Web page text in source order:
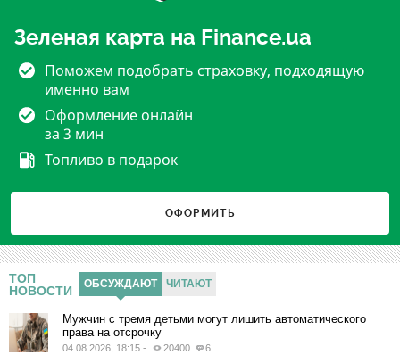
Зеленая карта на Finance.ua
Поможем подобрать страховку, подходящую
именно вам
Оформление онлайн
за 3 мин
Топливо в подарок
ОФОРМИТЬ
ТОП
НОВОСТИ
ОБСУЖДАЮТ ЧИТАЮТ
Мужчин с тремя детьми могут лишить автоматического
права на отсрочку
04.08.2026, 18:15 - 20400 6